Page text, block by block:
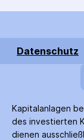
Datenschutz
Kapitalanlagen
des investierten
dienen